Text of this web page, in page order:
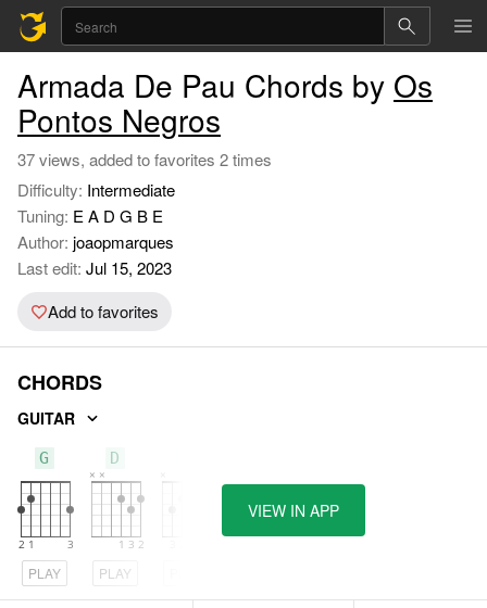
Armada De Pau Chords by Os
Pontos Negros
37 views, added to favorites 2 times
Difficulty: Intermediate
Tuning: E A D G B E
Author: joaopmarques
Last edit: Jul 15, 2023
Add to favorites
CHORDS
GUITAR
G
PLAY
D
PLAY
VIEW IN APP